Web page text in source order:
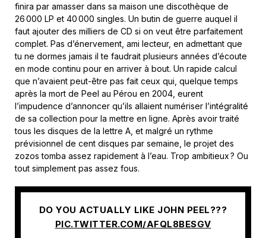
finira par amasser dans sa maison une discothèque de
26 000 LP et 40 000 singles. Un butin de guerre auquel il
faut ajouter des milliers de CD si on veut être parfaitement
complet. Pas d’énervement, ami lecteur, en admettant que
tu ne dormes jamais il te faudrait plusieurs années d’écoute
en mode continu pour en arriver à bout. Un rapide calcul
que n’avaient peut-être pas fait ceux qui, quelque temps
après la mort de Peel au Pérou en 2004, eurent
l’impudence d’annoncer qu’ils allaient numériser l’intégralité
de sa collection pour la mettre en ligne. Après avoir traité
tous les disques de la lettre A, et malgré un rythme
prévisionnel de cent disques par semaine, le projet des
zozos tomba assez rapidement à l’eau. Trop ambitieux ? Ou
tout simplement pas assez fous.
DO YOU ACTUALLY LIKE JOHN PEEL???
PIC.TWITTER.COM/AFQL8BESGV